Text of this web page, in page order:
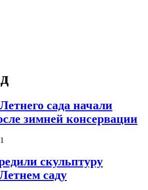
сада начали
зимней консервации
скульптуру
саду